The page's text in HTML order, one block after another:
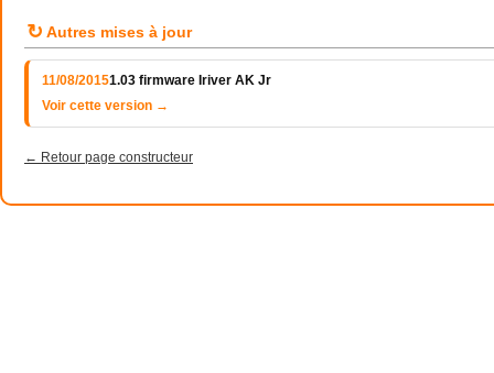
↻ Autres mises à jour
11/08/20151.03 firmware Iriver AK Jr
Voir cette version →
← Retour page constructeur